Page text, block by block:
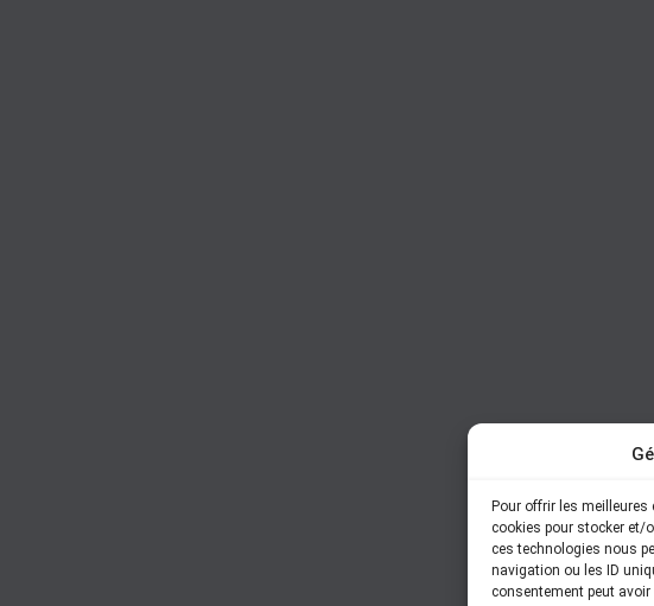
Pour offrir les
cookies pour stocker et/
ces technologies nous
navigation ou les ID
consentement peut